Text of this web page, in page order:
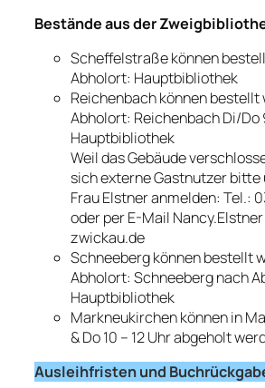
Bestände aus der
Scheffelstraße können
Abholort: Hauptbibliothek
Reichenbach können bestellt
Abholort: Reichenbach Di/Do
Hauptbibliothek
Weil das Gebäude
sich externe Gastnutzer bitte
Frau Elstner anmelden: Tel.:
oder per E-Mail
zwickau.de
Schneeberg können bestellt
Abholort: Schneeberg nach
Hauptbibliothek
Markneukirchen können in
& Do 10 – 12 Uhr abgeholt
Ausleihfristen und